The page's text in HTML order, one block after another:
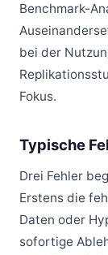
Benchmark-
bei der
Fokus.
Typische
Drei Fehler
Erstens die
Daten oder
sofortige